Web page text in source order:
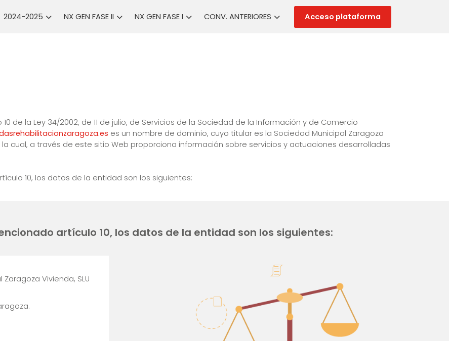
2024-2025 NX GEN FASE II NX GEN FASE I CONV. ANTERIORES Acceso plataforma
de la Ley 34/2002, de 11 de julio, de Servicios de la Sociedad de la Información y de Comercio
es un nombre de dominio, cuyo titular es la Sociedad Municipal Zaragoza
la cual, a través de este sitio Web proporciona información sobre servicios y actuaciones desarrolladas
10, los datos de la entidad son los siguientes:
artículo 10, los datos de la entidad son los siguientes:
Vivienda, SLU